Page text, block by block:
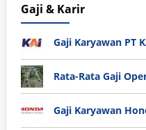
Gaji & Karir